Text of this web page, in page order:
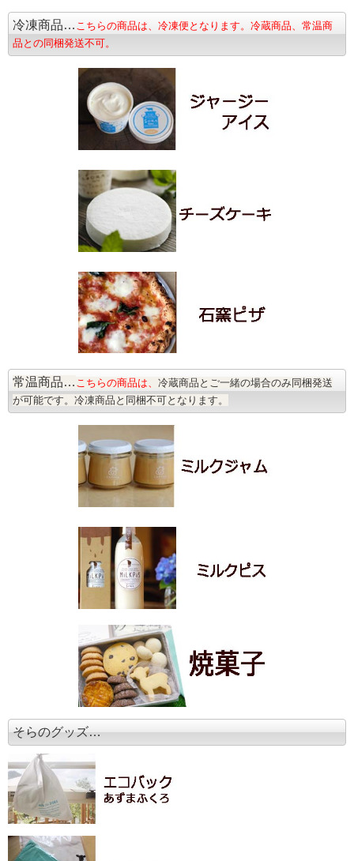
冷凍商品… こちらの商品は、冷凍便となります。冷蔵商品、常温商
品との同梱発送不可。
常温商品… こちらの商品は、 冷蔵商品とご一緒の場合のみ同梱発送
が可能です。冷凍商品と同梱不可となります。
そらのグッズ…